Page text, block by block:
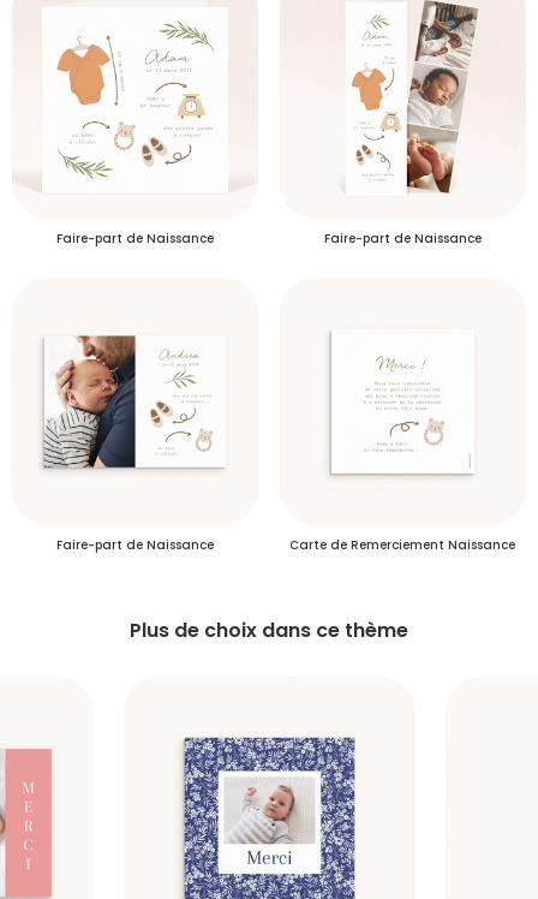
Plus d’info
Délais de livraison des échantillons
Faire-part de Naissance Faire-part de Naissance
Faire-part de Naissance Carte de Remerciement Naissance
Plus de choix dans ce thème